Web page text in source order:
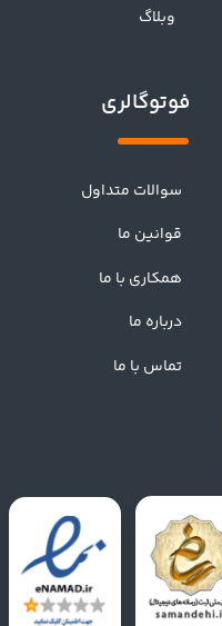
وبلاگ
سوالات متداول
قوانین ما
همکاری با ما
درباره ما
تماس با ما
فوتوگالری